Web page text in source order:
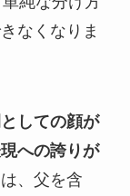
なくなりま
しての顔が
への誇りが
、父を含